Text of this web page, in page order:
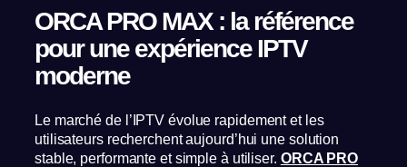
ORCA PRO MAX : la référence
pour une expérience IPTV
moderne
Le marché de l’IPTV évolue rapidement et les
utilisateurs recherchent aujourd’hui une solution
stable, performante et simple à utiliser. ORCA PRO